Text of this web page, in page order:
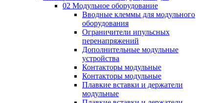
02 Модульное оборудование
Вводные клеммы для модульного
оборудования
Ограничители ипульсных
перенапряжений
Дополнительные модульные
устройства
Контакторы модульные
Контакторы модульные
Плавкие вставки и держатели
модульные